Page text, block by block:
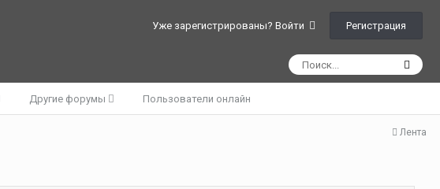
Уже зарегистрированы? Войти Регистрация
Другие форумы Пользователи онлайн
Лента